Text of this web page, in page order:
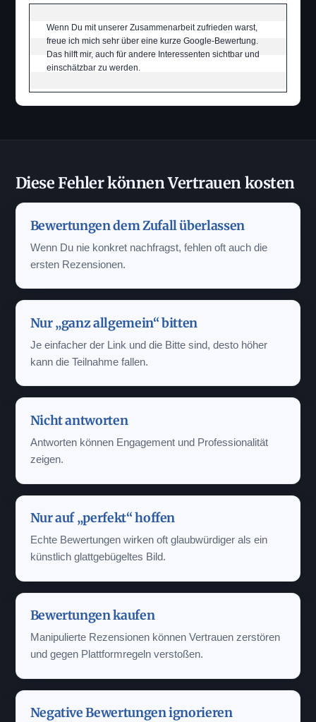
Wenn Du mit unserer Zusammenarbeit zufrieden warst,
freue ich mich sehr über eine kurze Google-Bewertung.
Das hilft mir, auch für andere Interessenten sichtbar und
einschätzbar zu werden.
Diese Fehler können Vertrauen kosten
Bewertungen dem Zufall überlassen
Wenn Du nie konkret nachfragst, fehlen oft auch die
ersten Rezensionen.
Nur „ganz allgemein“ bitten
Je einfacher der Link und die Bitte sind, desto höher
kann die Teilnahme fallen.
Nicht antworten
Antworten können Engagement und Professionalität
zeigen.
Nur auf „perfekt“ hoffen
Echte Bewertungen wirken oft glaubwürdiger als ein
künstlich glattgebügeltes Bild.
Bewertungen kaufen
Manipulierte Rezensionen können Vertrauen zerstören
und gegen Plattformregeln verstoßen.
Negative Bewertungen ignorieren